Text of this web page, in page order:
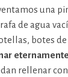
una
de agua
botes
eternamente
rellenar